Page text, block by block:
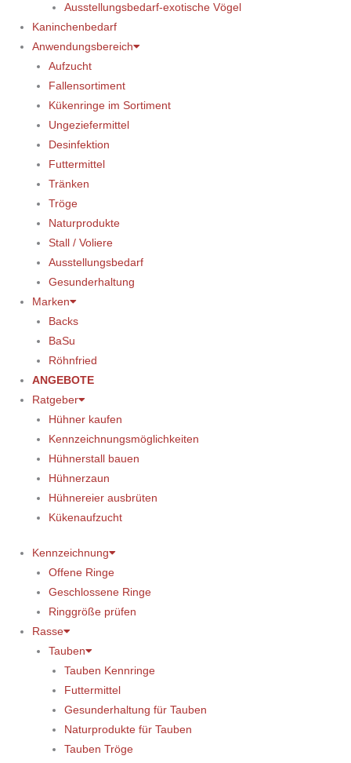
Ausstellungsbedarf-exotische Vögel
Kaninchenbedarf
Anwendungsbereich
Aufzucht
Fallensortiment
Kükenringe im Sortiment
Ungeziefermittel
Desinfektion
Futtermittel
Tränken
Tröge
Naturprodukte
Stall / Voliere
Ausstellungsbedarf
Gesunderhaltung
Marken
Backs
BaSu
Röhnfried
ANGEBOTE
Ratgeber
Hühner kaufen
Kennzeichnungsmöglichkeiten
Hühnerstall bauen
Hühnerzaun
Hühnereier ausbrüten
Kükenaufzucht
Kennzeichnung
Offene Ringe
Geschlossene Ringe
Ringgröße prüfen
Rasse
Tauben
Tauben Kennringe
Futtermittel
Gesunderhaltung für Tauben
Naturprodukte für Tauben
Tauben Tröge